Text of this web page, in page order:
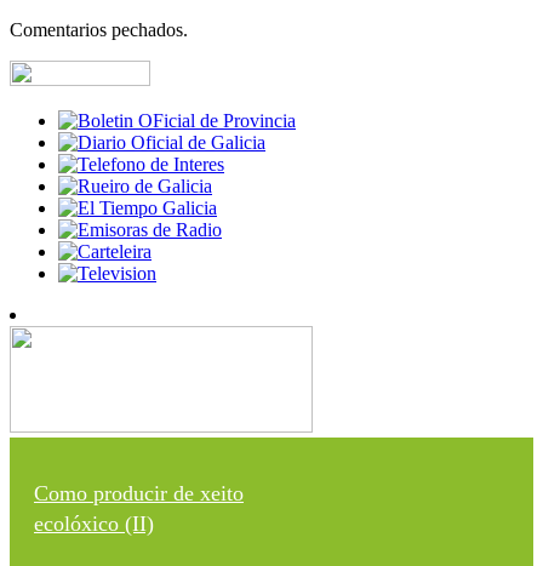
Comentarios pechados.
Como producir de xeito
ecolóxico (II)